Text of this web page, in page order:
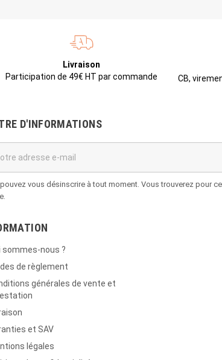
Livraison
Participation de 49€ HT par commande
CB,
D'INFORMATIONS
vous désinscrire à tout moment. Vous trouverez pour
sommes-nous ?
de règlement
générales de vente et
et SAV
légales